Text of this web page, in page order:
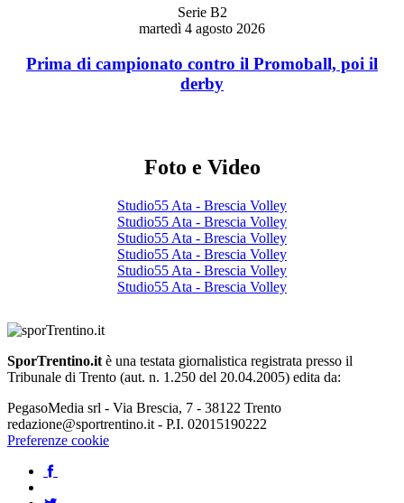
Serie B2
martedì 4 agosto 2026
Prima di campionato contro il Promoball, poi il
derby
Foto e Video
Studio55 Ata - Brescia Volley
Studio55 Ata - Brescia Volley
Studio55 Ata - Brescia Volley
Studio55 Ata - Brescia Volley
Studio55 Ata - Brescia Volley
Studio55 Ata - Brescia Volley
SporTrentino.it è una testata giornalistica registrata presso il
Tribunale di Trento (aut. n. 1.250 del 20.04.2005) edita da:
PegasoMedia srl - Via Brescia, 7 - 38122 Trento
redazione@sportrentino.it - P.I. 02015190222
Preferenze cookie